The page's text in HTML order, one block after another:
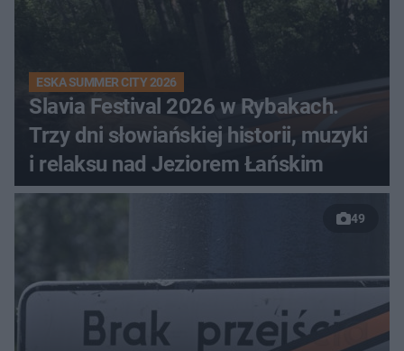
ESKA SUMMER CITY 2026
Slavia Festival 2026 w Rybakach.
Trzy dni słowiańskiej historii, muzyki
i relaksu nad Jeziorem Łańskim
49